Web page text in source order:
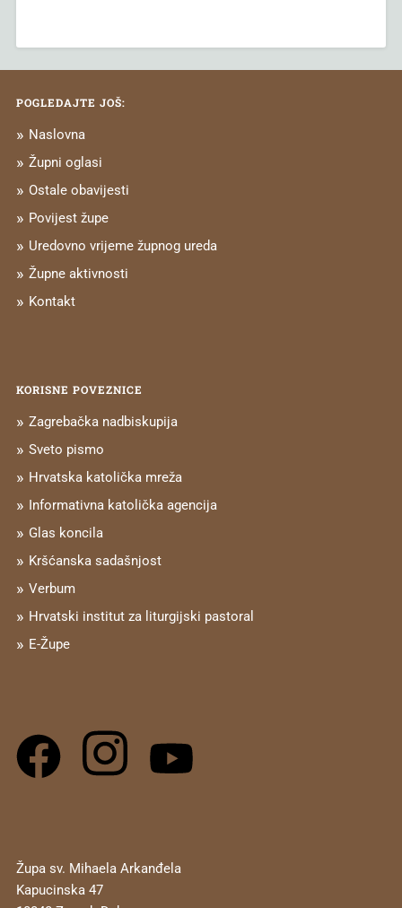
POGLEDAJTE JOŠ:
Naslovna
Župni oglasi
Ostale obavijesti
Povijest župe
Uredovno vrijeme župnog ureda
Župne aktivnosti
Kontakt
KORISNE POVEZNICE
Zagrebačka nadbiskupija
Sveto pismo
Hrvatska katolička mreža
Informativna katolička agencija
Glas koncila
Kršćanska sadašnjost
Verbum
Hrvatski institut za liturgijski pastoral
E-Župe
Župa sv. Mihaela Arkanđela
Kapucinska 47